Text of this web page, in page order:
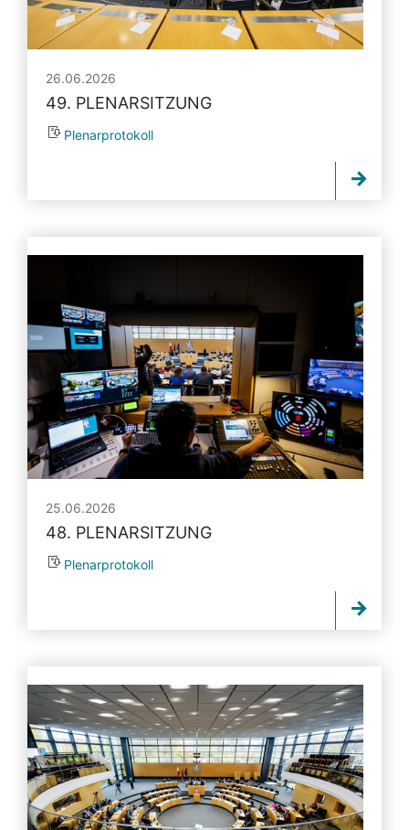
26.06.2026
49. PLENARSITZUNG
Plenarprotokoll
25.06.2026
48. PLENARSITZUNG
Plenarprotokoll